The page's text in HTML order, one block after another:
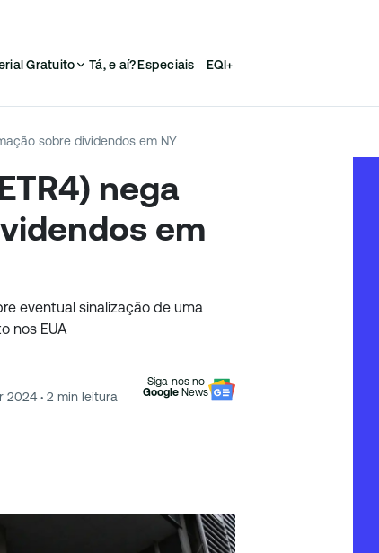
Gratuito Tá, e aí?Especiais EQI+
sobre dividendos em NY
nega
em
eventual sinalização de uma
nos EUA
2024 · 2 min leitura
Siga-nos no
Google News